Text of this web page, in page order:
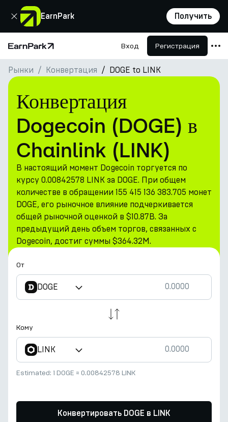
EarnPark Получить
Закрыть
Главная страница Вход Регистрация
Продукты
Рынки
Калькуляторы
Токен PARK
Ресурсы
Компания
Рынки Конвертация DOGE to LINK
Конвертация
Dogecoin (DOGE) в
Chainlink (LINK)
В настоящий момент Dogecoin торгуется по
курсу 0.00842578 LINK за DOGE. При общем
количестве в обращении 155 415 136 383.705 монет
DOGE, его рыночное влияние подчеркивается
общей рыночной оценкой в $10.87B. За
предыдущий день объем торгов, связанных с
Dogecoin, достиг суммы $364.32M.
От
DOGE
Кому
LINK
Estimated: 1 DOGE ≈ 0.00842578 LINK
Конвертировать DOGE в LINK